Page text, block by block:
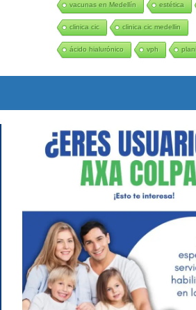
vacunas en Medellín estética
clinica cic clinica cic medellin
ácido hialurónico vph